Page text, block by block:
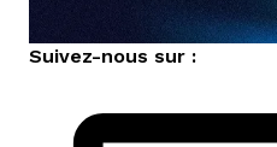
Suivez-nous sur :